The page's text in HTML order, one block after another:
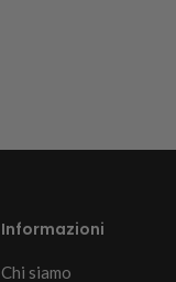
Informazioni
Chi siamo